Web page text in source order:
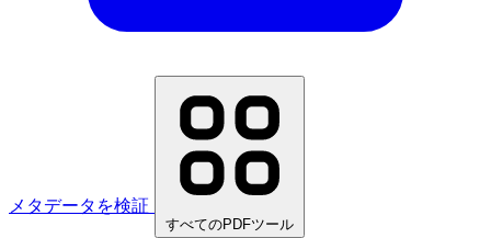
メタデータを検証
すべてのPDFツール